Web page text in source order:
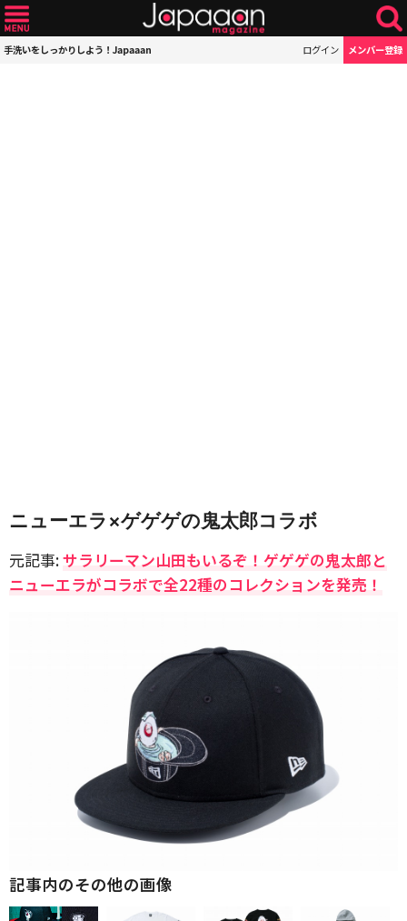
手洗いをしっかりしよう！Japaaan ログイン メンバー登録
ニューエラ×ゲゲゲの鬼太郎コラボ
元記事:サラリーマン山田もいるぞ！ゲゲゲの鬼太郎と
ニューエラがコラボで全22種のコレクションを発売！
記事内のその他の画像